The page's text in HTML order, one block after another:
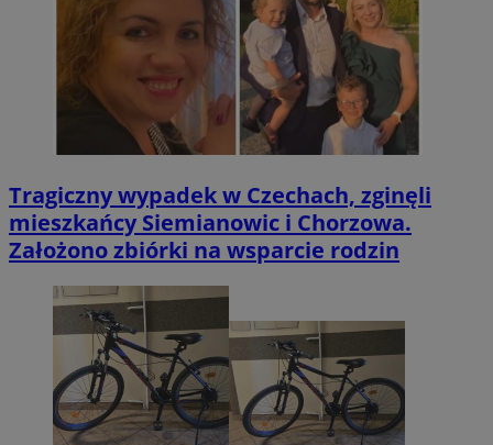
Tragiczny wypadek w Czechach, zginęli
mieszkańcy Siemianowic i Chorzowa.
Założono zbiórki na wsparcie rodzin